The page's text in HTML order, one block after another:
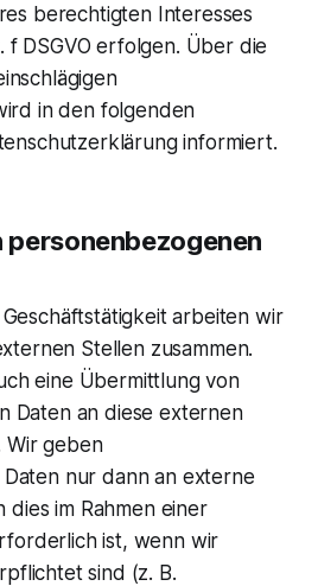
berechtigten Interesses
f DSGVO erfolgen. Über die
in den folgenden
informiert.
personenbezogenen
arbeiten wir
Stellen zusammen.
eine Übermittlung von
Daten an diese externen
Wir geben
nur dann an externe
im Rahmen einer
ist, wenn wir
sind (z. B.